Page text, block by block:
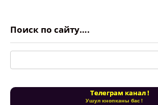
Поиск по сайту….
Поиск:
Телеграм канал !
Ушул кнопканы бас !